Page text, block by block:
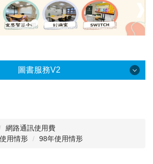
圖書服務V2
網路通訊使用費
用情形
98年使用情形